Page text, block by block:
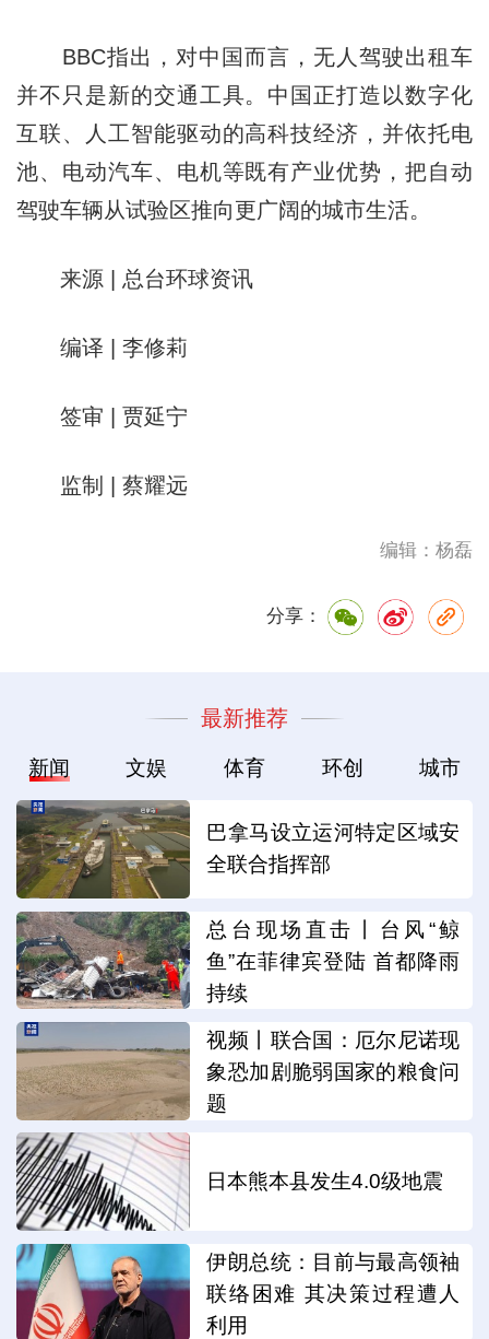
BBC指出，对中国而言，无人驾驶出租车
并不只是新的交通工具。中国正打造以数字化
互联、人工智能驱动的高科技经济，并依托电
池、电动汽车、电机等既有产业优势，把自动
驾驶车辆从试验区推向更广阔的城市生活。
来源 | 总台环球资讯
编译 | 李修莉
签审 | 贾延宁
监制 | 蔡耀远
编辑：杨磊
分享：
最新推荐
新闻 文娱 体育 环创 城市
巴拿马设立运河特定区域安
全联合指挥部
总台现场直击丨台风“鲸
鱼”在菲律宾登陆 首都降雨
持续
视频丨联合国：厄尔尼诺现
象恐加剧脆弱国家的粮食问
题
日本熊本县发生4.0级地震
伊朗总统：目前与最高领袖
联络困难 其决策过程遭人
利用